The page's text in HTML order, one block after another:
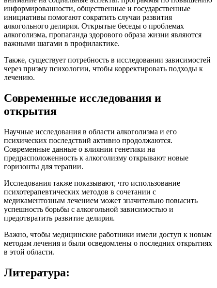
информированности, общественные и государственные
инициативы помогают сократить случаи развития
алкогольного делирия. Открытые беседы о проблемах
алкоголизма, пропаганда здорового образа жизни являются
важными шагами в профилактике.
Также, существует потребность в исследовании зависимостей
через призму психологии, чтобы корректировать подходы к
лечению.
Современные исследования и
открытия
Научные исследования в области алкоголизма и его
психических последствий активно продолжаются.
Современные данные о влиянии генетики на
предрасположенность к алкоголизму открывают новые
горизонты для терапии.
Исследования также показывают, что использование
психотерапевтических методов в сочетании с
медикаментозным лечением может значительно повысить
успешность борьбы с алкогольной зависимостью и
предотвратить развитие делирия.
Важно, чтобы медицинские работники имели доступ к новым
методам лечения и были осведомлены о последних открытиях
в этой области.
Литература: